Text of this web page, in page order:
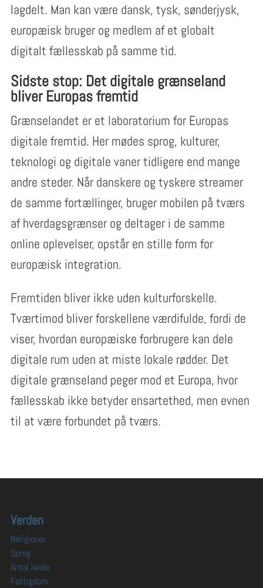
lagdelt. Man kan være dansk, tysk, sønderjysk,
europæisk bruger og medlem af et globalt
digitalt fællesskab på samme tid.
Sidste stop: Det digitale grænseland
bliver Europas fremtid
Grænselandet er et laboratorium for Europas
digitale fremtid. Her mødes sprog, kulturer,
teknologi og digitale vaner tidligere end mange
andre steder. Når danskere og tyskere streamer
de samme fortællinger, bruger mobilen på tværs
af hverdagsgrænser og deltager i de samme
online oplevelser, opstår en stille form for
europæisk integration.
Fremtiden bliver ikke uden kulturforskelle.
Tværtimod bliver forskellene værdifulde, fordi de
viser, hvordan europæiske forbrugere kan dele
digitale rum uden at miste lokale rødder. Det
digitale grænseland peger mod et Europa, hvor
fællesskab ikke betyder ensartethed, men evnen
til at være forbundet på tværs.
Verden
Religioner
Sprog
Antal lande
Fattigdom